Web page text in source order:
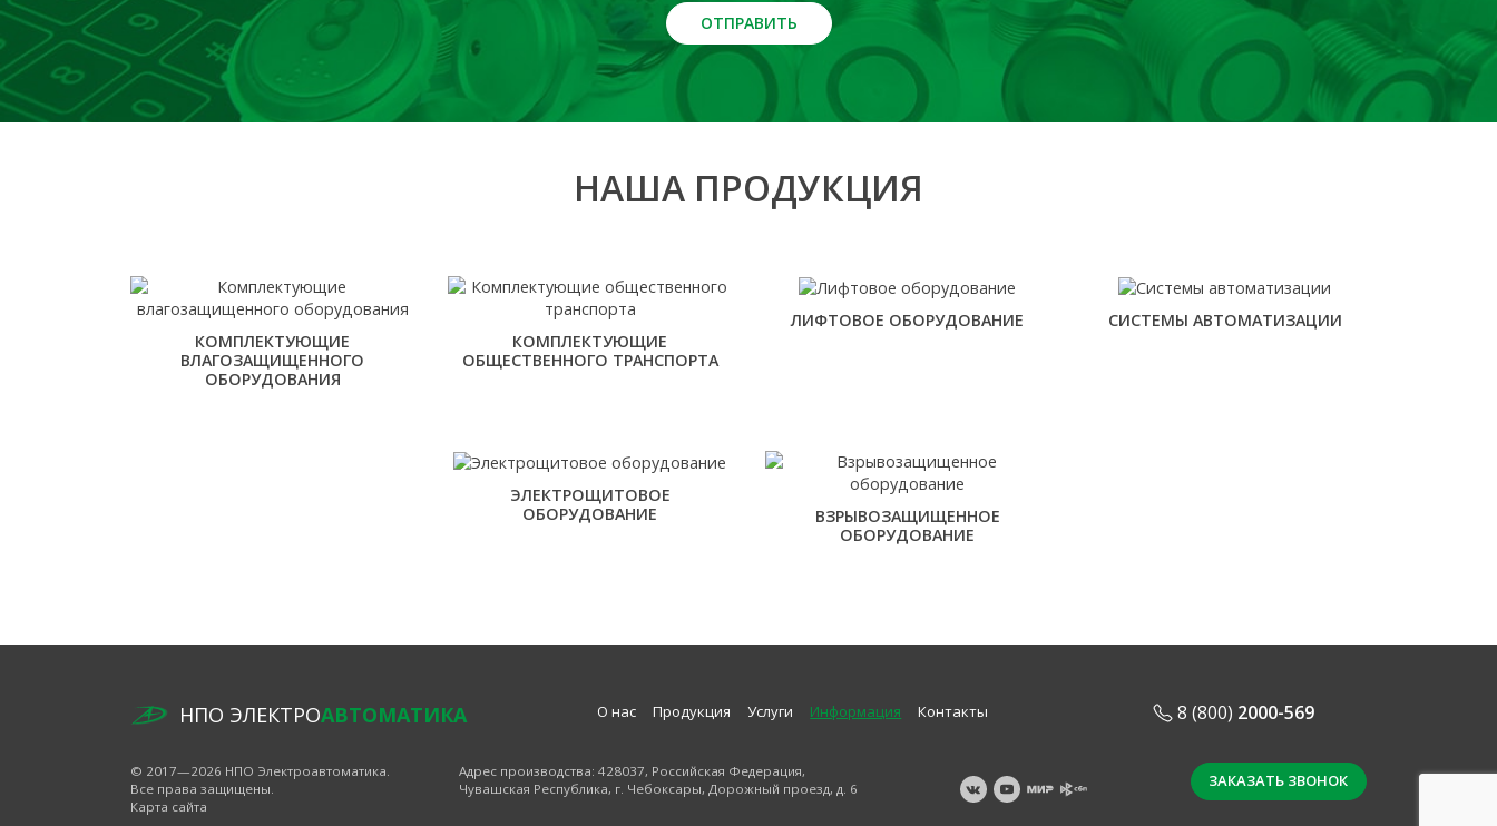
ОТПРАВИТЬ
НАША ПРОДУКЦИЯ
КОМПЛЕКТУЮЩИЕ
ВЛАГОЗАЩИЩЕННОГО
ОБОРУДОВАНИЯ
КОМПЛЕКТУЮЩИЕ
ОБЩЕСТВЕННОГО ТРАНСПОРТА
ЛИФТОВОЕ ОБОРУДОВАНИЕ СИСТЕМЫ АВТОМАТИЗАЦИИ
ЭЛЕКТРОЩИТОВОЕ
ОБОРУДОВАНИЕ
ВЗРЫВОЗАЩИЩЕННОЕ
ОБОРУДОВАНИЕ
НПО ЭЛЕКТРОАВТОМАТИКА О нас Продукция Услуги Информация Контакты 8 (800) 2000-569
© 2017—2026 НПО Электроавтоматика.
Все права защищены.
Карта сайта
Адрес производства: 428037, Российская Федерация,
Чувашская Республика, г. Чебоксары, Дорожный проезд, д. 6
ЗАКАЗАТЬ ЗВОНОК